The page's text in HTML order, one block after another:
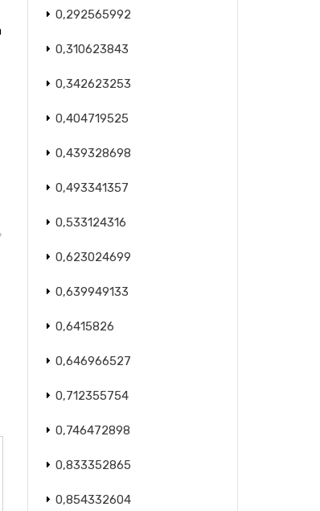
0,292565992
0,310623843
0,342623253
0,404719525
0,439328698
0,493341357
0,533124316
0,623024699
0,639949133
0,6415826
0,646966527
0,712355754
0,746472898
0,833352865
0,854332604